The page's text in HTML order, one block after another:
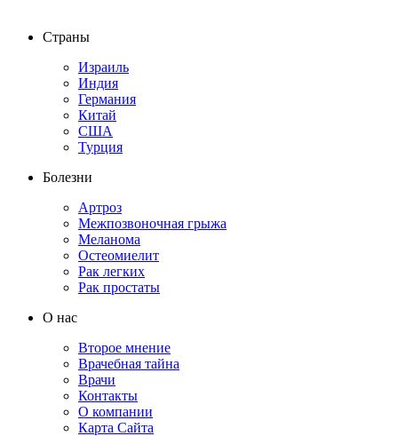
Страны
Израиль
Индия
Германия
Китай
США
Турция
Болезни
Артроз
Межпозвоночная грыжа
Меланома
Остеомиелит
Рак легких
Рак простаты
О нас
Второе мнение
Врачебная тайна
Врачи
Контакты
О компании
Карта Сайта